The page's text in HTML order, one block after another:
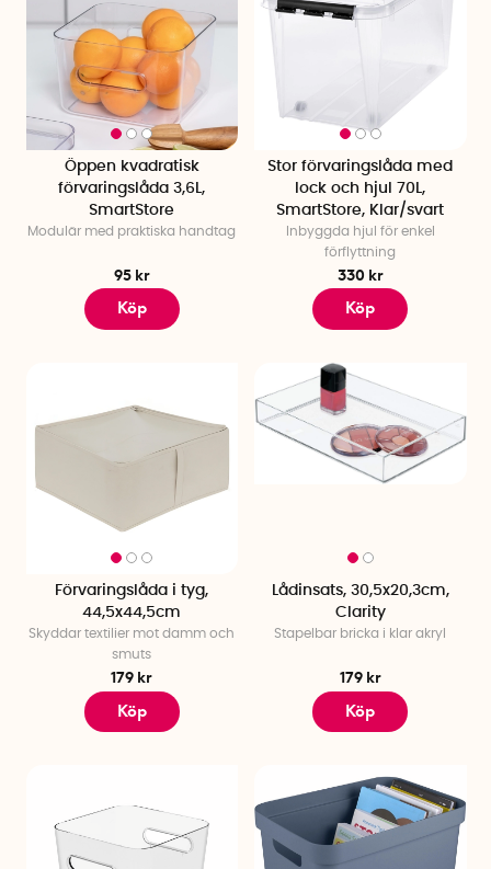
Öppen kvadratisk
förvaringslåda 3,6L,
SmartStore
Modulär med praktiska handtag
95 kr
Köp
Stor förvaringslåda med
lock och hjul 70L,
SmartStore, Klar/svart
Inbyggda hjul för enkel
förflyttning
330 kr
Köp
Förvaringslåda i tyg,
44,5x44,5cm
Skyddar textilier mot damm och
smuts
179 kr
Köp
Lådinsats, 30,5x20,3cm,
Clarity
Stapelbar bricka i klar akryl
179 kr
Köp